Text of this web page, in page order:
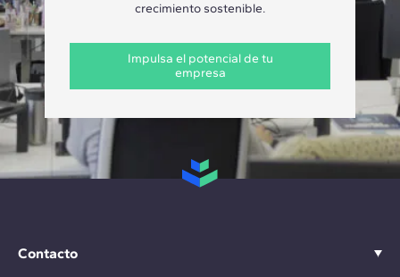
crecimiento sostenible.
Impulsa el potencial de tu
empresa
Contacto